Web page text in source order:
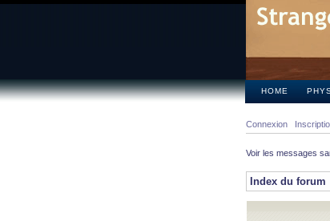
HOME
Connexion
Voir les messages
Index du forum